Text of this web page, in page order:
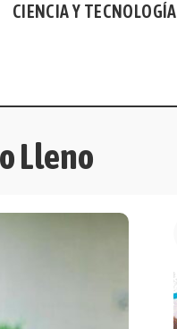
CIENCIA Y TECNOLOGÍA
Lleno